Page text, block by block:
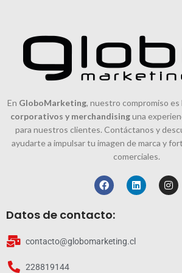
En GloboMarketing, nuestro compromiso es
corporativos y merchandisinguna
para nuestros clientes. Contáctanos y
ayudarte a impulsar tu imagen de marca y
comerciales.
Datos de contacto:
contacto@globomarketing.cl
228819144